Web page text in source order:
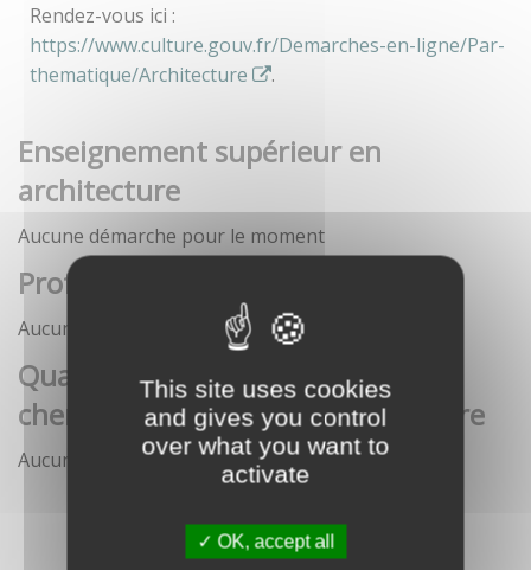
This site uses cookies
and gives you control
over what you want to
activate
OK, accept all
Rendez-vous ici :
https://www.culture.gouv.fr/Demarches-en-ligne/Par-
thematique/Architecture
.
Enseignement supérieur en
architecture
Aucune démarche pour le moment
Profession architecte
Aucune démarche pour le moment
Qualification des enseignants-
chercheurs en écoles d'architecture
Aucune démarche pour le moment